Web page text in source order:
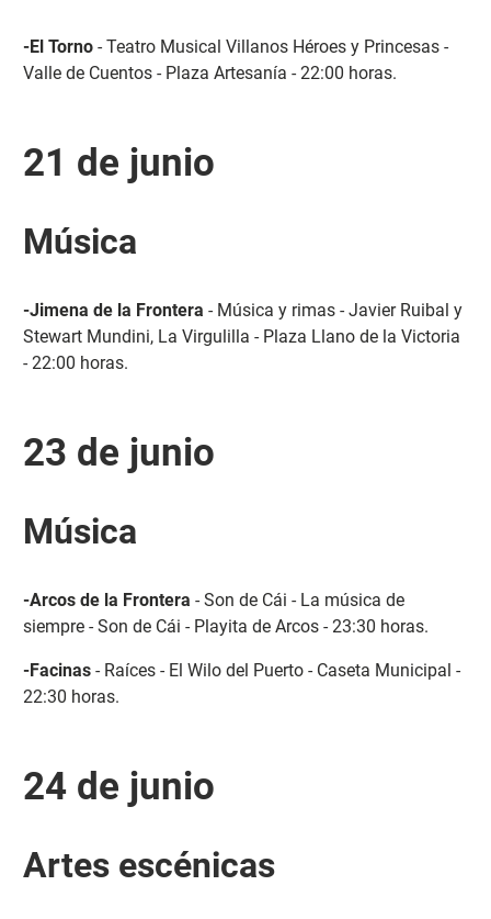
-El Torno- Teatro Musical Villanos Héroes y Princesas -
Valle de Cuentos - Plaza Artesanía - 22:00 horas.
21 de junio
Música
-Jimena de la Frontera - Música y rimas - Javier Ruibal y
Stewart Mundini, La Virgulilla - Plaza Llano de la Victoria
- 22:00 horas.
23 de junio
Música
-Arcos de la Frontera - Son de Cái - La música de
siempre - Son de Cái - Playita de Arcos - 23:30 horas.
-Facinas- Raíces - El Wilo del Puerto - Caseta Municipal -
22:30 horas.
24 de junio
Artes escénicas